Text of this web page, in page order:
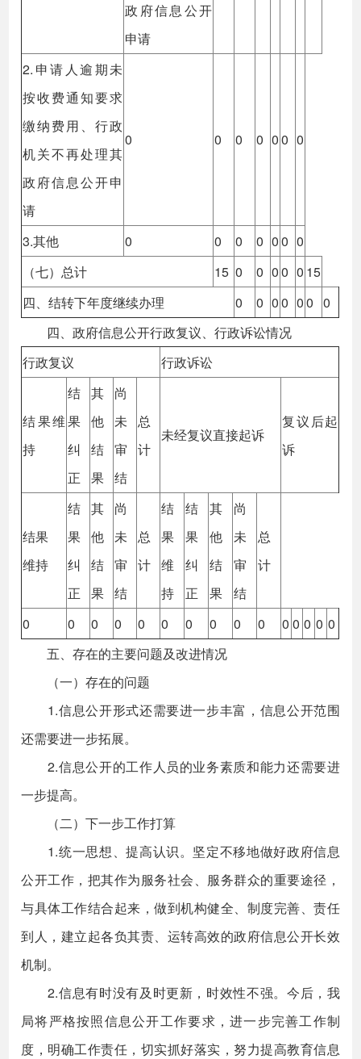
政府信息公开
申请
2.申请人逾期未
按收费通知要求
缴纳费用、行政
机关不再处理其
政府信息公开申
请
0 0 0 0 00 0
3.其他 0 0 0 0 00 0
（七）总计
15 0 0 00 0 15
四、结转下年度继续办理
0 0 00 00 0
四、政府信息公开行政复议、行政诉讼情况
行政复议
行政诉讼
结果维
持
结
果
纠
正
其
他
结
果
尚
未
审
结
总
计
未经复议直接起诉
复议后起
诉
结果
维持
结
果
纠
正
其
他
结
果
尚
未
审
结
总
计
结
果
维
持
结
果
纠
正
其
他
结
果
尚
未
审
结
总
计
0 0 0 0 0 0 0 0 0 0 0 0 0 0 0
五、存在的主要问题及改进情况
（一）存在的问题
1.信息公开形式还需要进一步丰富，信息公开范围
还需要进一步拓展。
2.信息公开的工作人员的业务素质和能力还需要进
一步提高。
（二）下一步工作打算
1.统一思想、提高认识。坚定不移地做好政府信息
公开工作，把其作为服务社会、服务群众的重要途径，
与具体工作结合起来，做到机构健全、制度完善、责任
到人，建立起各负其责、运转高效的政府信息公开长效
机制。
2.信息有时没有及时更新，时效性不强。今后，我
局将严格按照信息公开工作要求，进一步完善工作制
度，明确工作责任，切实抓好落实，努力提高教育信息